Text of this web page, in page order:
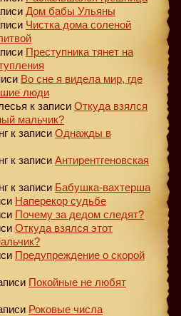
Дом бабы Ульяны
Чистка дома соленой
Преступника тянет на
Во сне я видела мир, где
люди
к записи Откуда взялся
мальчик?
к записи Однажды в
к записи Антирентгеновская
к записи Бабушка-вахтерша
Наперекор судьбе
Почему за дедом следят?
Откуда взялся этот
Предупреждение о скорой
Покойные не любят
Роковые числа